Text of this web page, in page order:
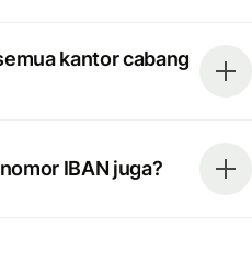
kantor cabang
IBAN juga?